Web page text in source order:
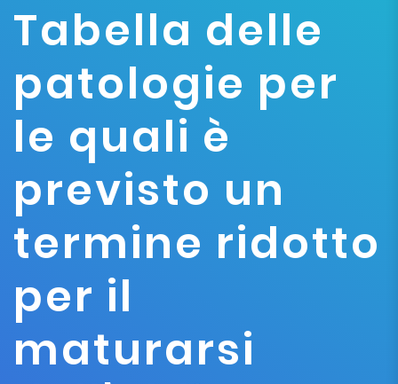
Tabella delle
patologie per
le quali è
previsto un
termine ridotto
per il
maturarsi